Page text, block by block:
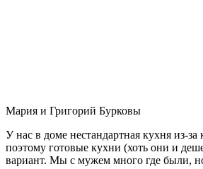
Мария и Григорий Бурковы
У нас в доме нестандартная кухня из-за
поэтому готовые кухни (хоть они и
вариант. Мы с мужем много где были,